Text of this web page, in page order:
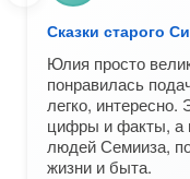
Сказки старого
Юлия просто
понравилась
легко, интересно.
цифры и факты, а
людей Семииза,
жизни и быта.